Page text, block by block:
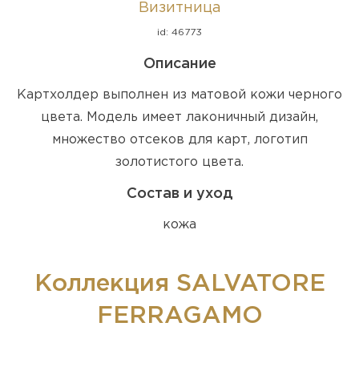
Визитница
id: 46773
Описание
Картхолдер выполнен из матовой кожи черного
цвета. Модель имеет лаконичный дизайн,
множество отсеков для карт, логотип
золотистого цвета.
Состав и уход
кожа
Коллекция SALVATORE
FERRAGAMO